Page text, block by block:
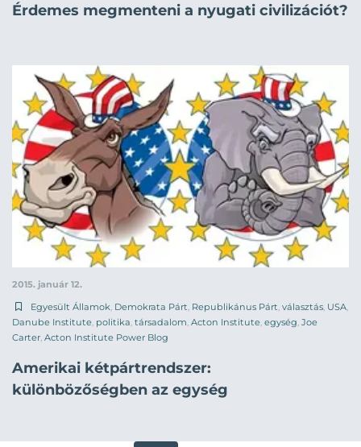
Érdemes megmenteni a nyugati civilizációt?
2015. január 12.
Egyesült Államok, Demokrata Párt, Republikánus Párt, választás, USA,
Danube Institute, politika, társadalom, Acton Institute, egység, Joe
Carter, Acton Institute Power Blog
Amerikai kétpártrendszer:
különbözőségben az egység